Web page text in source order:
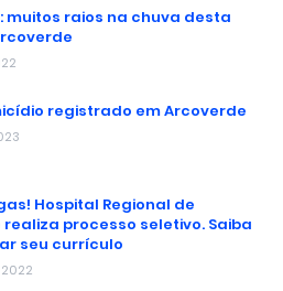
muitos raios na chuva desta
registrado em Arcoverde
Hospital Regional de
processo seletivo. Saiba
seu currículo